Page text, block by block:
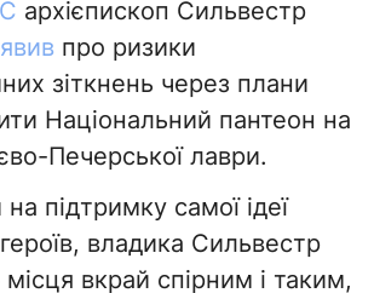
архієпископ Сильвестр
про ризики
зіткнень через плани
Національний пантеон на
Печерської лаври.
підтримку самої ідеї
владика Сильвестр
місця вкрай спірним і таким,